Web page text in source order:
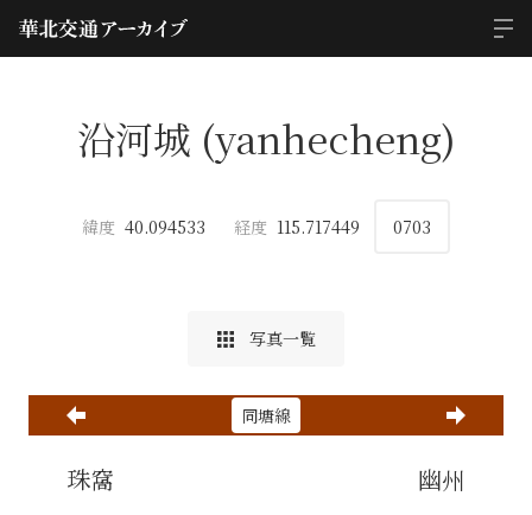
沿河城 (yanhecheng)
緯度 40.094533 経度 115.717449 0703
写真一覧
同塘線
珠窩 幽州